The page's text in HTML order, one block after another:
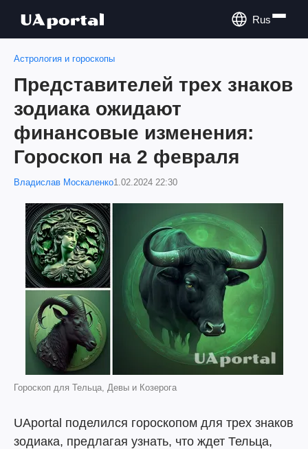
Rus
Астрология и гороскопы
Представителей трех знаков
зодиака ожидают
финансовые изменения:
Гороскоп на 2 февраля
Владислав Москаленко1.02.2024 22:30
Гороскоп для Тельца, Девы и Козерога
UAportal поделился гороскопом для трех знаков
зодиака, предлагая узнать, что ждет Тельца,